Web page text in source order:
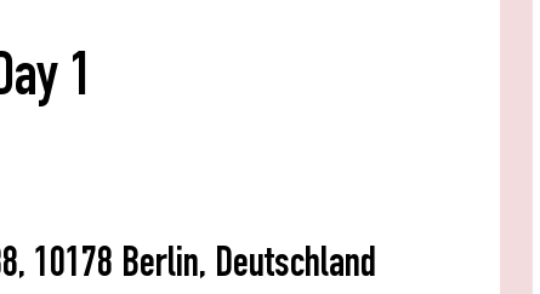
1
10178 Berlin, Deutschland